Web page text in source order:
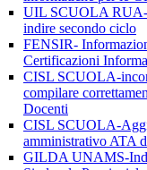
UIL SCUOLA RUA-
indire secondo ciclo
FENSIR-
Certificazioni
CISL SCUOLA-
compilare
Docenti
CISL SCUOLA-
amministrativo ATA
GILDA UNAMS-